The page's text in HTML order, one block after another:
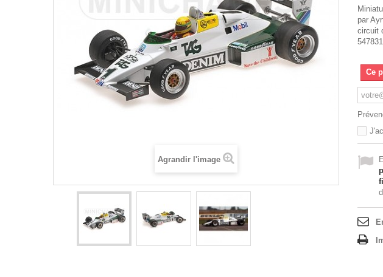
Agrandir l'image
par
circuit
Ce